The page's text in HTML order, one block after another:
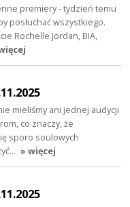
premiery - tydzień temu
posłuchać wszystkiego.
Rochelle Jordan, BIA,
mieliśmy ani jednej audycji
co znaczy, że
sporo soulowych
» więcej